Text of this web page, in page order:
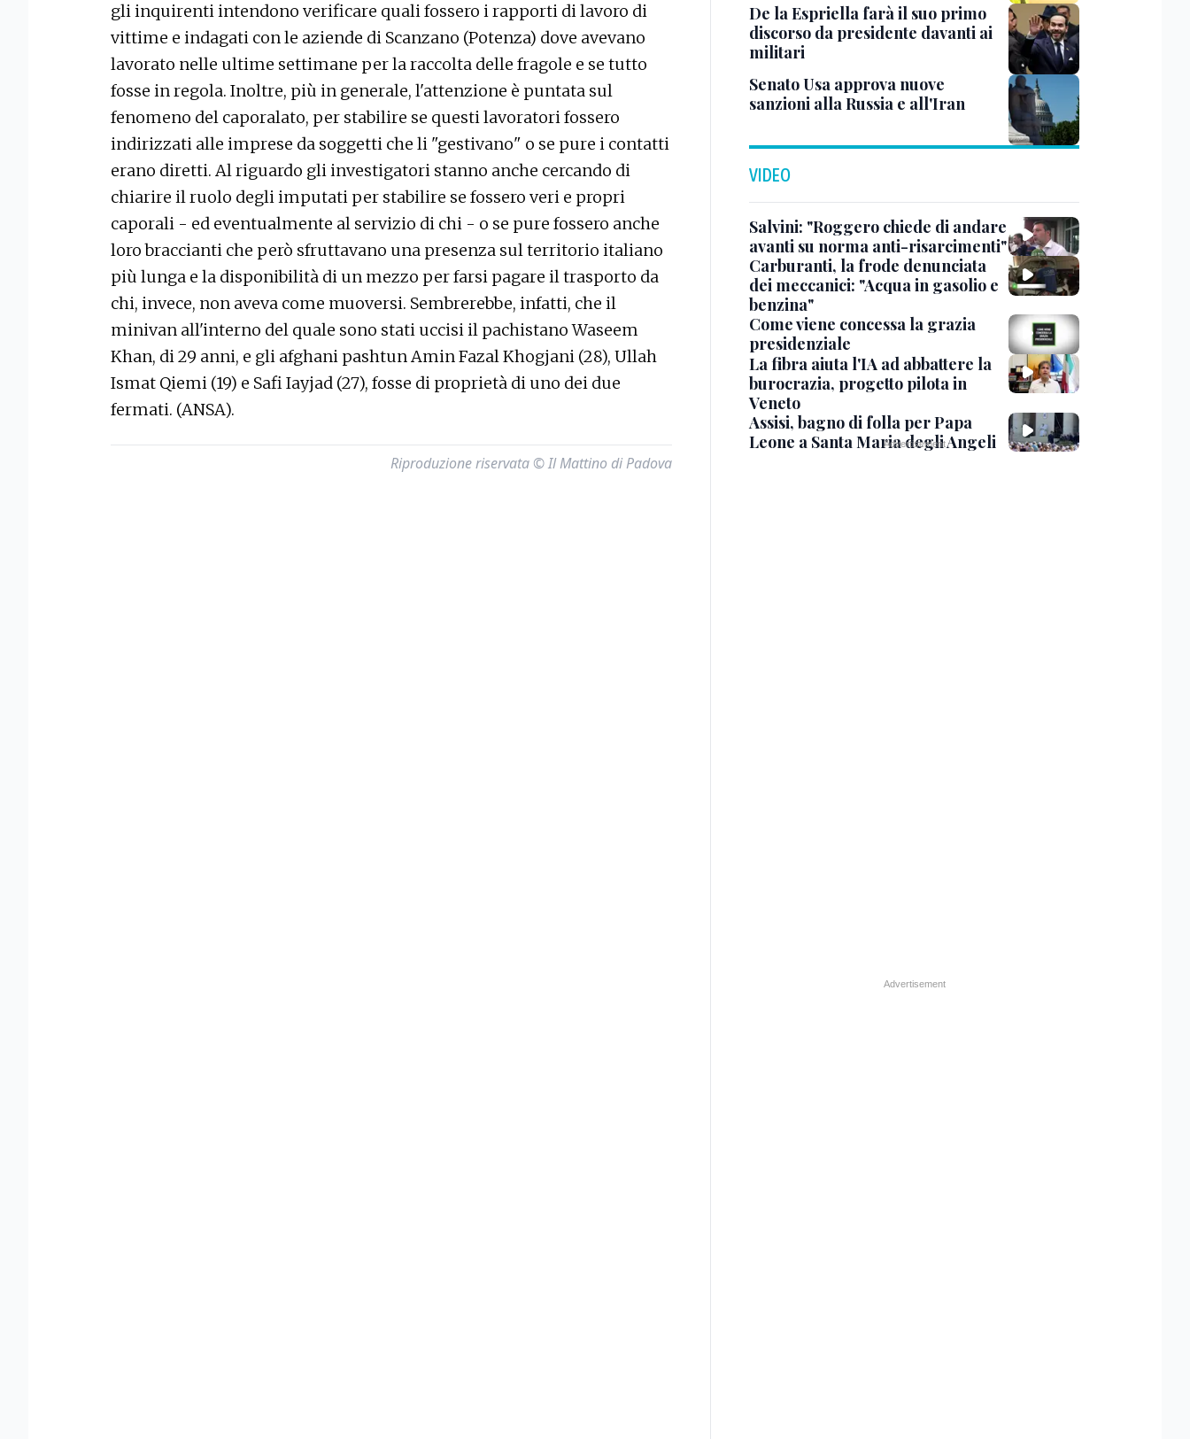
gli inquirenti intendono verificare quali fossero i rapporti di lavoro di
vittime e indagati con le aziende di Scanzano (Potenza) dove avevano
lavorato nelle ultime settimane per la raccolta delle fragole e se tutto
fosse in regola. Inoltre, più in generale, l'attenzione è puntata sul
fenomeno del caporalato, per stabilire se questi lavoratori fossero
indirizzati alle imprese da soggetti che li "gestivano" o se pure i contatti
erano diretti. Al riguardo gli investigatori stanno anche cercando di
chiarire il ruolo degli imputati per stabilire se fossero veri e propri
caporali - ed eventualmente al servizio di chi - o se pure fossero anche
loro braccianti che però sfruttavano una presenza sul territorio italiano
più lunga e la disponibilità di un mezzo per farsi pagare il trasporto da
chi, invece, non aveva come muoversi. Sembrerebbe, infatti, che il
minivan all'interno del quale sono stati uccisi il pachistano Waseem
Khan, di 29 anni, e gli afghani pashtun Amin Fazal Khogjani (28), Ullah
Ismat Qiemi (19) e Safi Iayjad (27), fosse di proprietà di uno dei due
fermati. (ANSA).
Riproduzione riservata © Il Mattino di Padova
De la Espriella farà il suo primo
discorso da presidente davanti ai
militari
Senato Usa approva nuove
sanzioni alla Russia e all'Iran
VIDEO
Salvini: "Roggero chiede di andare
avanti su norma anti-risarcimenti"
Carburanti, la frode denunciata
dei meccanici: "Acqua in gasolio e
benzina"
Come viene concessa la grazia
presidenziale
La fibra aiuta l'IA ad abbattere la
burocrazia, progetto pilota in
Veneto
Assisi, bagno di folla per Papa
Leone a Santa Maria degli Angeli